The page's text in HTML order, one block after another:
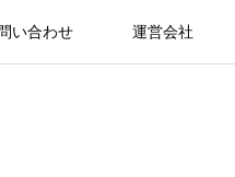
い合わせ 運営会社